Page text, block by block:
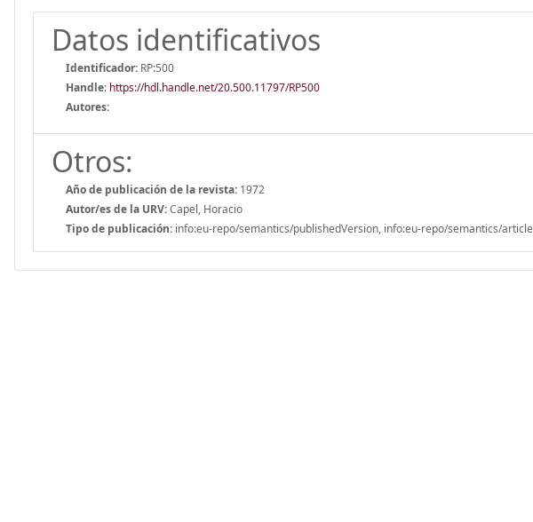
Datos identificativos
Identificador: RP:500
Handle: https://hdl.handle.net/20.500.11797/RP500
Autores:
Otros:
Año de publicación de la revista: 1972
Autor/es de la URV:Capel, Horacio
Tipo de publicación: info:eu-repo/semantics/publishedVersion, info:eu-repo/semantics/article